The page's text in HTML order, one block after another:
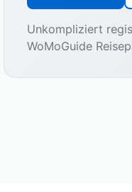
Unkompliziert
WoMoGuide